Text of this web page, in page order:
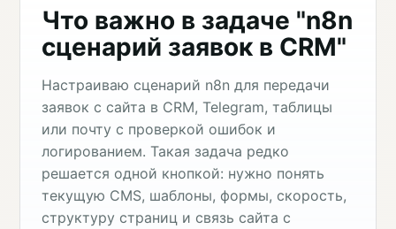
Что важно в задаче "n8n
сценарий заявок в CRM"
Настраиваю сценарий n8n для передачи
заявок с сайта в CRM, Telegram, таблицы
или почту с проверкой ошибок и
логированием. Такая задача редко
решается одной кнопкой: нужно понять
текущую CMS, шаблоны, формы, скорость,
структуру страниц и связь сайта с